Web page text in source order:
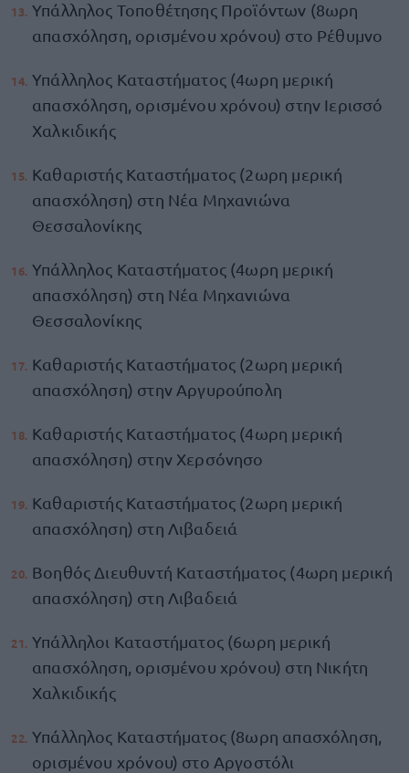
Υπάλληλος Τοποθέτησης Προϊόντων (8ωρη
απασχόληση, ορισμένου χρόνου) στο Ρέθυμνο
Υπάλληλος Καταστήματος (4ωρη μερική
απασχόληση, ορισμένου χρόνου) στην Ιερισσό
Χαλκιδικής
Καθαριστής Καταστήματος (2ωρη μερική
απασχόληση) στη Νέα Μηχανιώνα
Θεσσαλονίκης
Υπάλληλος Καταστήματος (4ωρη μερική
απασχόληση) στη Νέα Μηχανιώνα
Θεσσαλονίκης
Καθαριστής Καταστήματος (2ωρη μερική
απασχόληση) στην Αργυρούπολη
Καθαριστής Καταστήματος (4ωρη μερική
απασχόληση) στην Χερσόνησο
Καθαριστής Καταστήματος (2ωρη μερική
απασχόληση) στη Λιβαδειά
Βοηθός Διευθυντή Καταστήματος (4ωρη μερική
απασχόληση) στη Λιβαδειά
Υπάλληλοι Καταστήματος (6ωρη μερική
απασχόληση, ορισμένου χρόνου) στη Νικήτη
Χαλκιδικής
Υπάλληλος Καταστήματος (8ωρη απασχόληση,
ορισμένου χρόνου) στο Αργοστόλι